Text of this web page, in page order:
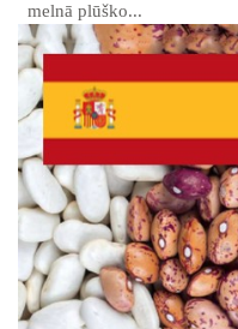
melnā plūško...